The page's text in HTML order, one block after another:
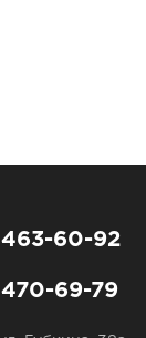
60-92
69-79